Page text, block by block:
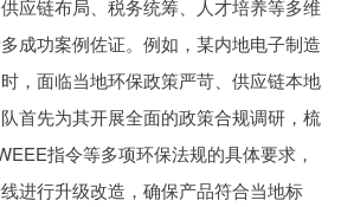
应链布局、税务统筹、人才培养等多维
成功案例佐证。例如，某内地电子制造
，面临当地环保政策严苛、供应链本地
首先为其开展全面的政策合规调研，梳
指令等多项环保法规的具体要求，
进行升级改造，确保产品符合当地标